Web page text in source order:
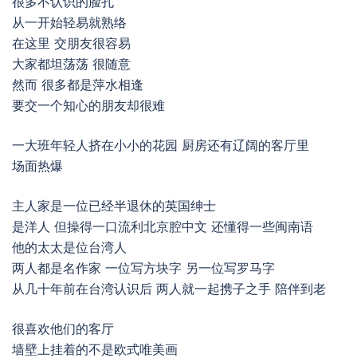
从一开始轻易就熟络
在这里 交朋友很容易
大家都坦荡荡 很随意
然而 很多都是萍水相逢
要交一个知心的朋友却很难
一大班年轻人挤在小小的花园 厨房还有辽阔的客厅里
场面热爆
主人家是一位已经半退休的英国绅士
是洋人 但操得一口流利北京腔中文 还懂得一些闽南语
他的太太是位台湾人
两人都是名作家 一位写方块字 另一位写罗马字
从几十年前在台湾认识后 两人就一起携子之手 陪伴到老
很喜欢他们的客厅
墙壁上挂着的不是欧式唯美画